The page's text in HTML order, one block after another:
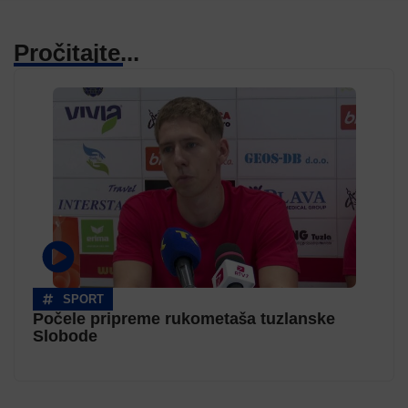
Pročitajte...
SPORT
Počele pripreme rukometaša tuzlanske
Slobode